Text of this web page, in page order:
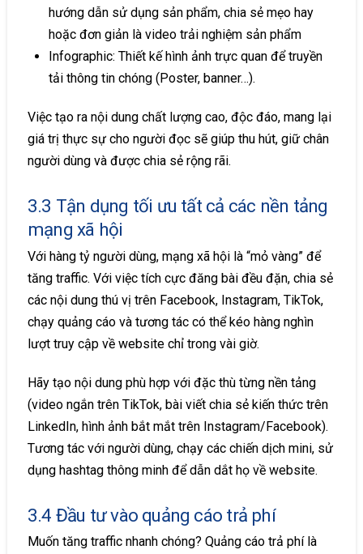
hướng dẫn sử dụng sản phẩm, chia sẻ mẹo hay
hoặc đơn giản là video trải nghiệm sản phẩm
Infographic: Thiết kế hình ảnh trực quan để truyền
tải thông tin chóng (Poster, banner…).
Việc tạo ra nội dung chất lượng cao, độc đáo, mang lại
giá trị thực sự cho người đọc sẽ giúp thu hút, giữ chân
người dùng và được chia sẻ rộng rãi.
3.3 Tận dụng tối ưu tất cả các nền tảng
mạng xã hội
Với hàng tỷ người dùng, mạng xã hội là “mỏ vàng” để
tăng traffic. Với việc tích cực đăng bài đều đặn, chia sẻ
các nội dung thú vị trên Facebook, Instagram, TikTok,
chạy quảng cáo và tương tác có thể kéo hàng nghìn
lượt truy cập về website chỉ trong vài giờ.
Hãy tạo nội dung phù hợp với đặc thù từng nền tảng
(video ngắn trên TikTok, bài viết chia sẻ kiến thức trên
LinkedIn, hình ảnh bắt mắt trên Instagram/Facebook).
Tương tác với người dùng, chạy các chiến dịch mini, sử
dụng hashtag thông minh để dẫn dắt họ về website.
3.4 Đầu tư vào quảng cáo trả phí
Muốn tăng traffic nhanh chóng? Quảng cáo trả phí là